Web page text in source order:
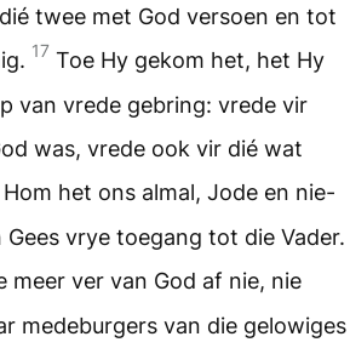
twee met God versoen en tot
17 Toe Hy gekom het, het Hy
van vrede gebring: vrede vir
was, vrede ook vir dié wat
Hom het ons almal, Jode en nie-
Gees vrye toegang tot die Vader.
meer ver van God af nie, nie
medeburgers van die gelowiges